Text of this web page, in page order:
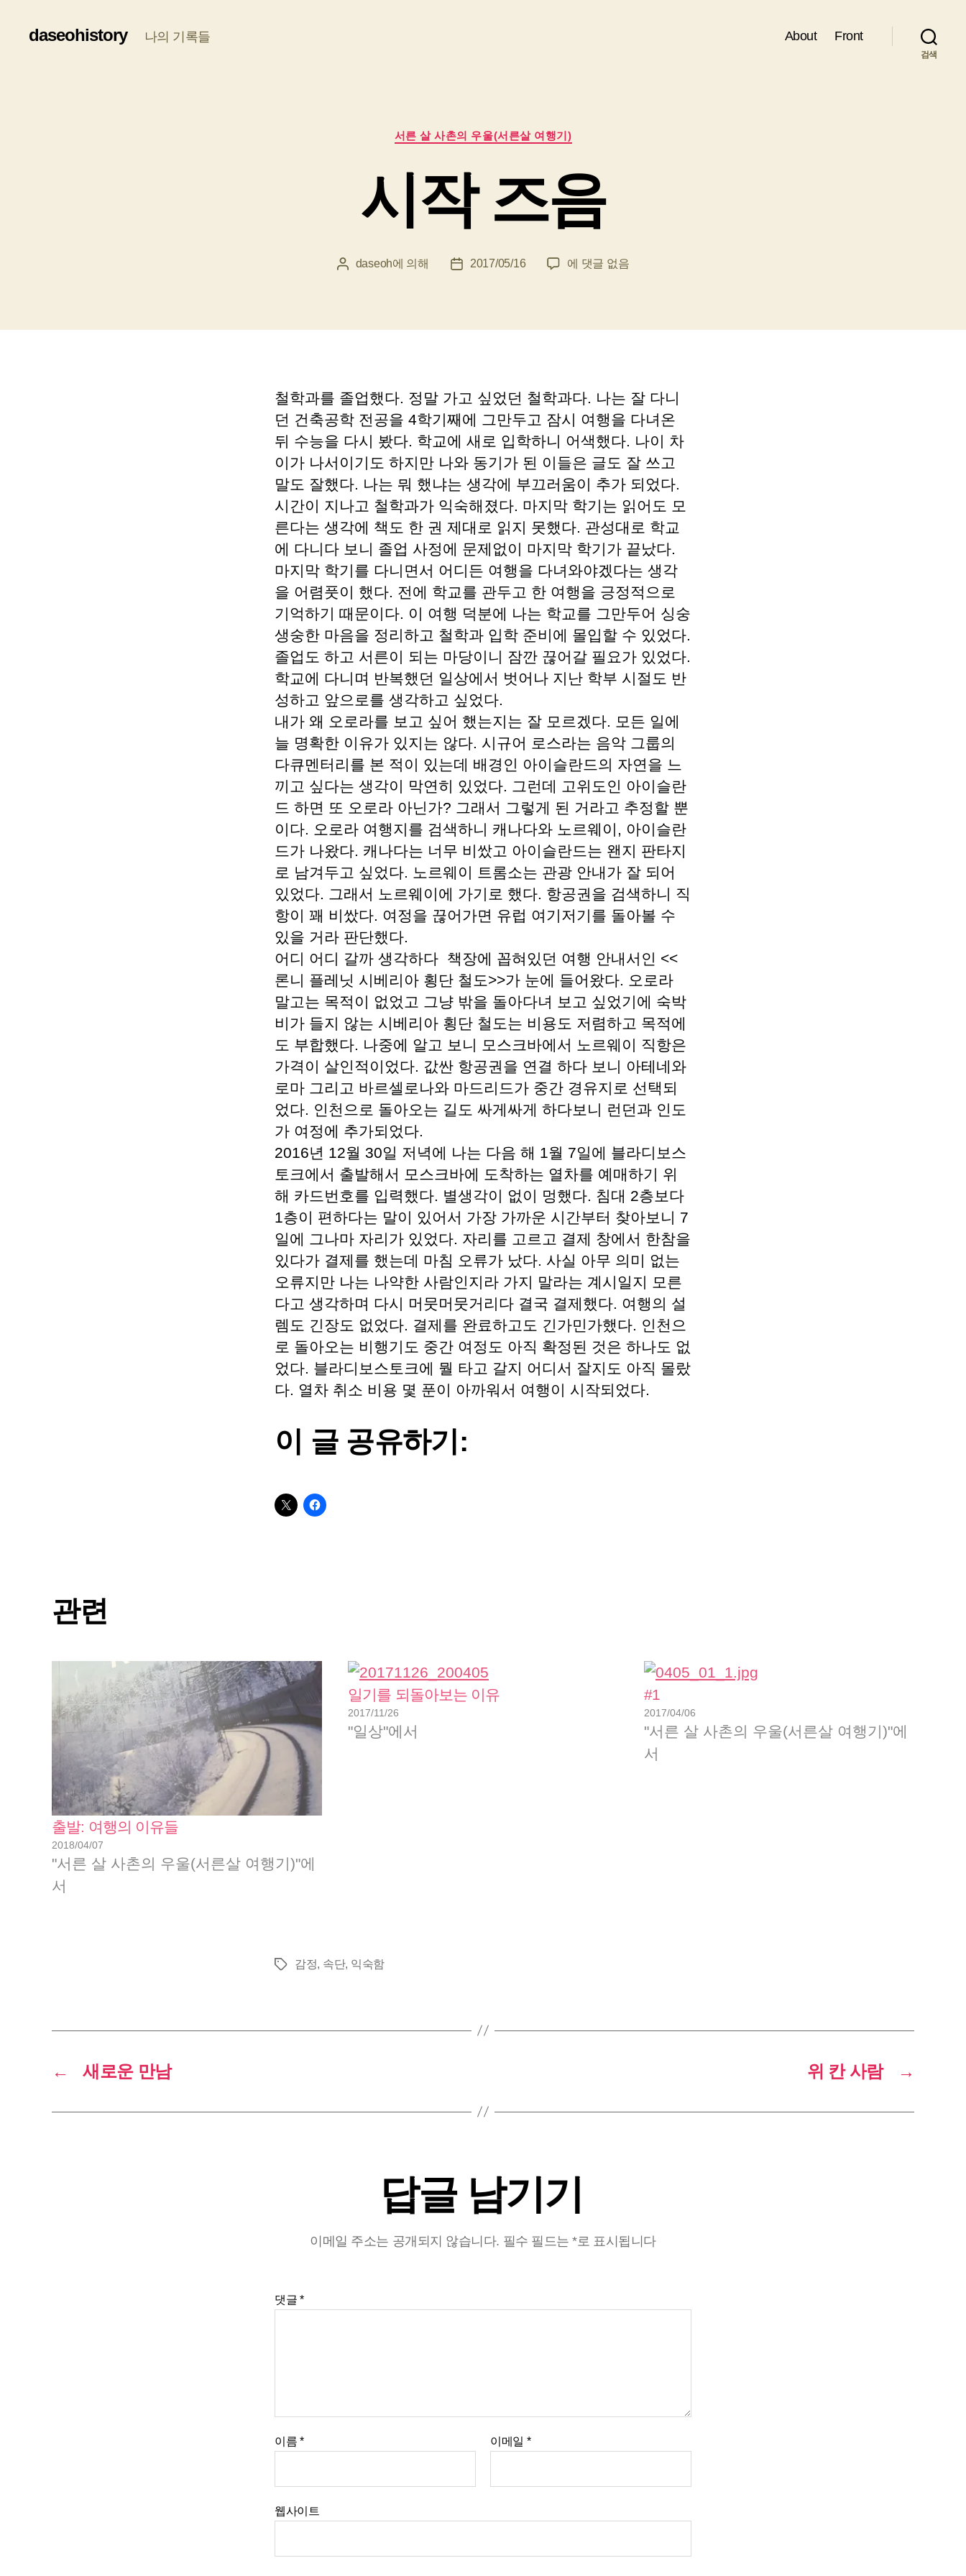
daseohistory 나의 기록들 About Front
검색
카
테
서른 살 사촌의 우울(서른살 여행기)
시작 즈음
게
성
daseoh에 의해
게
짜
2017/05/16
시
에 댓글 없음
철학과를 졸업했다. 정말 가고 싶었던 철학과다. 나는 잘 다니
던 건축공학 전공을 4학기째에 그만두고 잠시 여행을 다녀온
뒤 수능을 다시 봤다. 학교에 새로 입학하니 어색했다. 나이 차
이가 나서이기도 하지만 나와 동기가 된 이들은 글도 잘 쓰고
말도 잘했다. 나는 뭐 했냐는 생각에 부끄러움이 추가 되었다.
시간이 지나고 철학과가 익숙해졌다. 마지막 학기는 읽어도 모
른다는 생각에 책도 한 권 제대로 읽지 못했다. 관성대로 학교
에 다니다 보니 졸업 사정에 문제없이 마지막 학기가 끝났다.
마지막 학기를 다니면서 어디든 여행을 다녀와야겠다는 생각
을 어렴풋이 했다. 전에 학교를 관두고 한 여행을 긍정적으로
기억하기 때문이다. 이 여행 덕분에 나는 학교를 그만두어 싱숭
생숭한 마음을 정리하고 철학과 입학 준비에 몰입할 수 있었다.
졸업도 하고 서른이 되는 마당이니 잠깐 끊어갈 필요가 있었다.
학교에 다니며 반복했던 일상에서 벗어나 지난 학부 시절도 반
성하고 앞으로를 생각하고 싶었다.
내가 왜 오로라를 보고 싶어 했는지는 잘 모르겠다. 모든 일에
늘 명확한 이유가 있지는 않다. 시규어 로스라는 음악 그룹의
다큐멘터리를 본 적이 있는데 배경인 아이슬란드의 자연을 느
끼고 싶다는 생각이 막연히 있었다. 그런데 고위도인 아이슬란
드 하면 또 오로라 아닌가? 그래서 그렇게 된 거라고 추정할 뿐
이다. 오로라 여행지를 검색하니 캐나다와 노르웨이, 아이슬란
드가 나왔다. 캐나다는 너무 비쌌고 아이슬란드는 왠지 판타지
로 남겨두고 싶었다. 노르웨이 트롬소는 관광 안내가 잘 되어
있었다. 그래서 노르웨이에 가기로 했다. 항공권을 검색하니 직
항이 꽤 비쌌다. 여정을 끊어가면 유럽 여기저기를 돌아볼 수
있을 거라 판단했다.
어디 어디 갈까 생각하다 책장에 꼽혀있던 여행 안내서인 <<
론니 플레닛 시베리아 횡단 철도>>가 눈에 들어왔다. 오로라
말고는 목적이 없었고 그냥 밖을 돌아다녀 보고 싶었기에 숙박
비가 들지 않는 시베리아 횡단 철도는 비용도 저렴하고 목적에
도 부합했다. 나중에 알고 보니 모스크바에서 노르웨이 직항은
가격이 살인적이었다. 값싼 항공권을 연결 하다 보니 아테네와
로마 그리고 바르셀로나와 마드리드가 중간 경유지로 선택되
었다. 인천으로 돌아오는 길도 싸게싸게 하다보니 런던과 인도
가 여정에 추가되었다.
2016년 12월 30일 저녁에 나는 다음 해 1월 7일에 블라디보스
토크에서 출발해서 모스크바에 도착하는 열차를 예매하기 위
해 카드번호를 입력했다. 별생각이 없이 멍했다. 침대 2층보다
1층이 편하다는 말이 있어서 가장 가까운 시간부터 찾아보니 7
일에 그나마 자리가 있었다. 자리를 고르고 결제 창에서 한참을
있다가 결제를 했는데 마침 오류가 났다. 사실 아무 의미 없는
오류지만 나는 나약한 사람인지라 가지 말라는 계시일지 모른
다고 생각하며 다시 머뭇머뭇거리다 결국 결제했다. 여행의 설
렘도 긴장도 없었다. 결제를 완료하고도 긴가민가했다. 인천으
로 돌아오는 비행기도 중간 여정도 아직 확정된 것은 하나도 없
었다. 블라디보스토크에 뭘 타고 갈지 어디서 잘지도 아직 몰랐
다. 열차 취소 비용 몇 푼이 아까워서 여행이 시작되었다.
이 글 공유하기:
관련
출발: 여행의 이유들
2018/04/07
"서른 살 사촌의 우울(서른살 여행기)"에
서
일기를 되돌아보는 이유
2017/11/26
"일상"에서
#1
2017/04/06
"서른 살 사촌의 우울(서른살 여행기)"에
서
태
감정, 속단, 익숙함
← 새로운 만남 →
위 칸 사람
답글 남기기
이메일 주소는 공개되지 않습니다. 필수 필드는*로 표시됩니다
댓글*
이름* 이메일 *
웹사이트